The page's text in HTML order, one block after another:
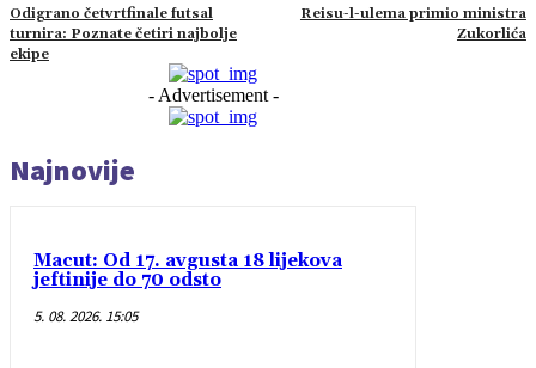
Odigrano četvrtfinale futsal
turnira: Poznate četiri najbolje
ekipe
Reisu-l-ulema primio ministra
Zukorlića
- Advertisement -
Najnovije
Macut: Od 17. avgusta 18 lijekova
jeftinije do 70 odsto
5. 08. 2026. 15:05